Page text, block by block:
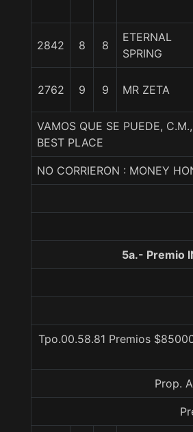
2842 8 8
ETERNAL
SPRING
2762 9 9 MR ZETA
VAMOS QUE SE PUEDE,
BEST PLACE
NO CORRIERON : MONEY
5a.- Premio
Tpo.00.58.81 Premios
Prop.